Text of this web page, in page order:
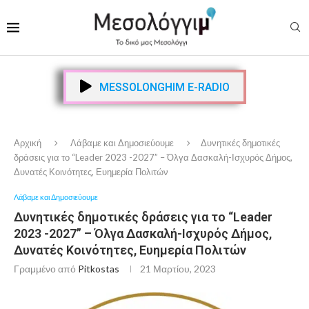
MESSOLONGHIM E-RADIO
Αρχική Λάβαμε και Δημοσιεύουμε
Δυνητικές δημοτικές
δράσεις για το “Leader 2023 -2027” – Όλγα Δασκαλή-Ισχυρός Δήμος,
Δυνατές Κοινότητες, Ευημερία Πολιτών
Λάβαμε και Δημοσιεύουμε
Δυνητικές δημοτικές δράσεις για το “Leader
2023 -2027” – Όλγα Δασκαλή-Ισχυρός Δήμος,
Δυνατές Κοινότητες, Ευημερία Πολιτών
Γραμμένο από Pitkostas 21 Μαρτίου, 2023